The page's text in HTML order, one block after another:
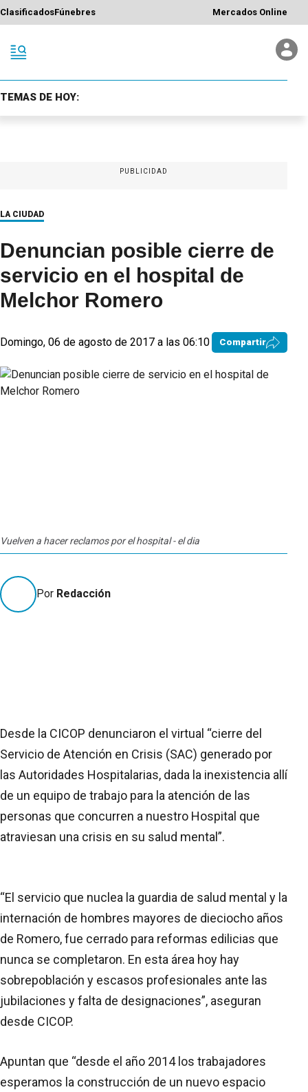
ClasificadosFúnebres Mercados Online
TEMAS DE HOY:
PUBLICIDAD
LA CIUDAD
Denuncian posible cierre de
servicio en el hospital de
Melchor Romero
Domingo, 06 de agosto de 2017 a las 06:10 Compartir
Vuelven a hacer reclamos por el hospital - el dia
Por Redacción
Desde la CICOP denunciaron el virtual “cierre del
Servicio de Atención en Crisis (SAC) generado por
las Autoridades Hospitalarias, dada la inexistencia allí
de un equipo de trabajo para la atención de las
personas que concurren a nuestro Hospital que
atraviesan una crisis en su salud mental”.
“El servicio que nuclea la guardia de salud mental y la
internación de hombres mayores de dieciocho años
de Romero, fue cerrado para reformas edilicias que
nunca se completaron. En esta área hoy hay
sobrepoblación y escasos profesionales ante las
jubilaciones y falta de designaciones”, aseguran
desde CICOP.
Apuntan que “desde el año 2014 los trabajadores
esperamos la construcción de un nuevo espacio